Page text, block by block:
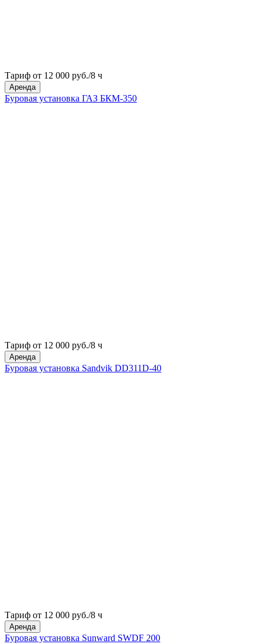
Тариф от 12 000 руб./8 ч
Аренда
Буровая установка ГАЗ БКМ-350
Тариф от 12 000 руб./8 ч
Аренда
Буровая установка Sandvik DD311D-40
Тариф от 12 000 руб./8 ч
Аренда
Буровая установка Sunward SWDF 200